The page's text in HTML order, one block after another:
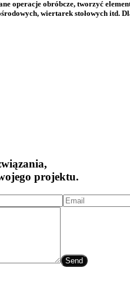
operacje obróbcze, tworzyć
wiertarek stołowych itd.
projektu.
Send